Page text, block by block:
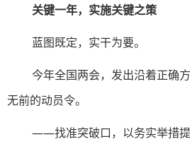
关键一年，实施关键之策
蓝图既定，实干为要。
今年全国两会，发出沿着正确
无前的动员令。
——找准突破口，以务实举措提